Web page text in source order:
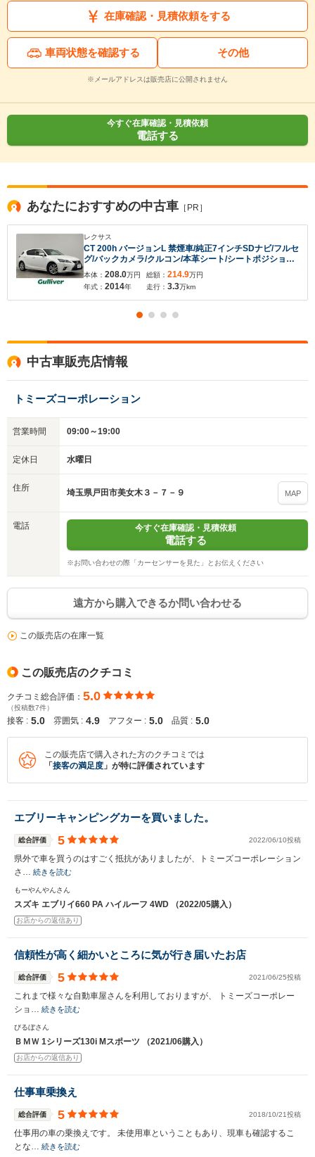
在庫確認・見積依頼をする
車両状態を確認する その他
※メールアドレスは販売店に公開されません
今すぐ在庫確認・見積依頼
電話する
あなたにおすすめの中古車 ［PR］
レクサス
CT 200h バージョンL 禁煙車/純正7インチSDナビ/フルセ
グ/バックカメラ/クルコン/本革シート/シートポジション
メモリ/パワーシート/シートヒーター/ステアリングスイ
ッチ/パドルシフト/LEDオート/フォグ/ETC/前方ドラレコ/
純正16インチAW
本体： 208.0万円
年式： 2014年
総額： 214.9万円
走行： 3.3万km
中古車販売店情報
トミーズコーポレーション
営業時間 09:00～19:00
定休日 水曜日
住所 埼玉県戸田市美女木３－７－９ MAP
電話 今すぐ在庫確認・見積依頼
電話する
※お問い合わせの際「カーセンサーを見た」とお伝えください
遠方から購入できるか問い合わせる
この販売店の在庫一覧
この販売店のクチコミ
クチコミ総合評価： 5.0
（投稿数7件）
接客 : 5.0 雰囲気 : 4.9 アフター : 5.0 品質 : 5.0
この販売店で購入された方のクチコミでは
「 接客の満足度 」が特に評価されています
エブリーキャンピングカーを買いました。
総合評価 5 2022/06/10投稿
県外で車を買うのはすごく抵抗がありましたが、トミーズコーポレーション
さ… 続きを読む
もーやんやんさん
スズキ エブリイ660 PA ハイルーフ 4WD （2022/05購入）
お店からの返信あり
信頼性が高く細かいところに気が行き届いたお店
総合評価 5 2021/06/25投稿
これまで様々な自動車屋さんを利用しておりますが、 トミーズコーポレー
ショ… 続きを読む
びるぼさん
ＢＭＷ 1シリーズ130i Mスポーツ （2021/06購入）
お店からの返信あり
仕事車乗換え
総合評価 5 2018/10/21投稿
仕事用の車の乗換えです。 未使用車ということもあり、現車も確認するこ
とな… 続きを読む
入力途中の情報を保存しますか？
※保存された情報は 90 日で破棄されます
いいえ